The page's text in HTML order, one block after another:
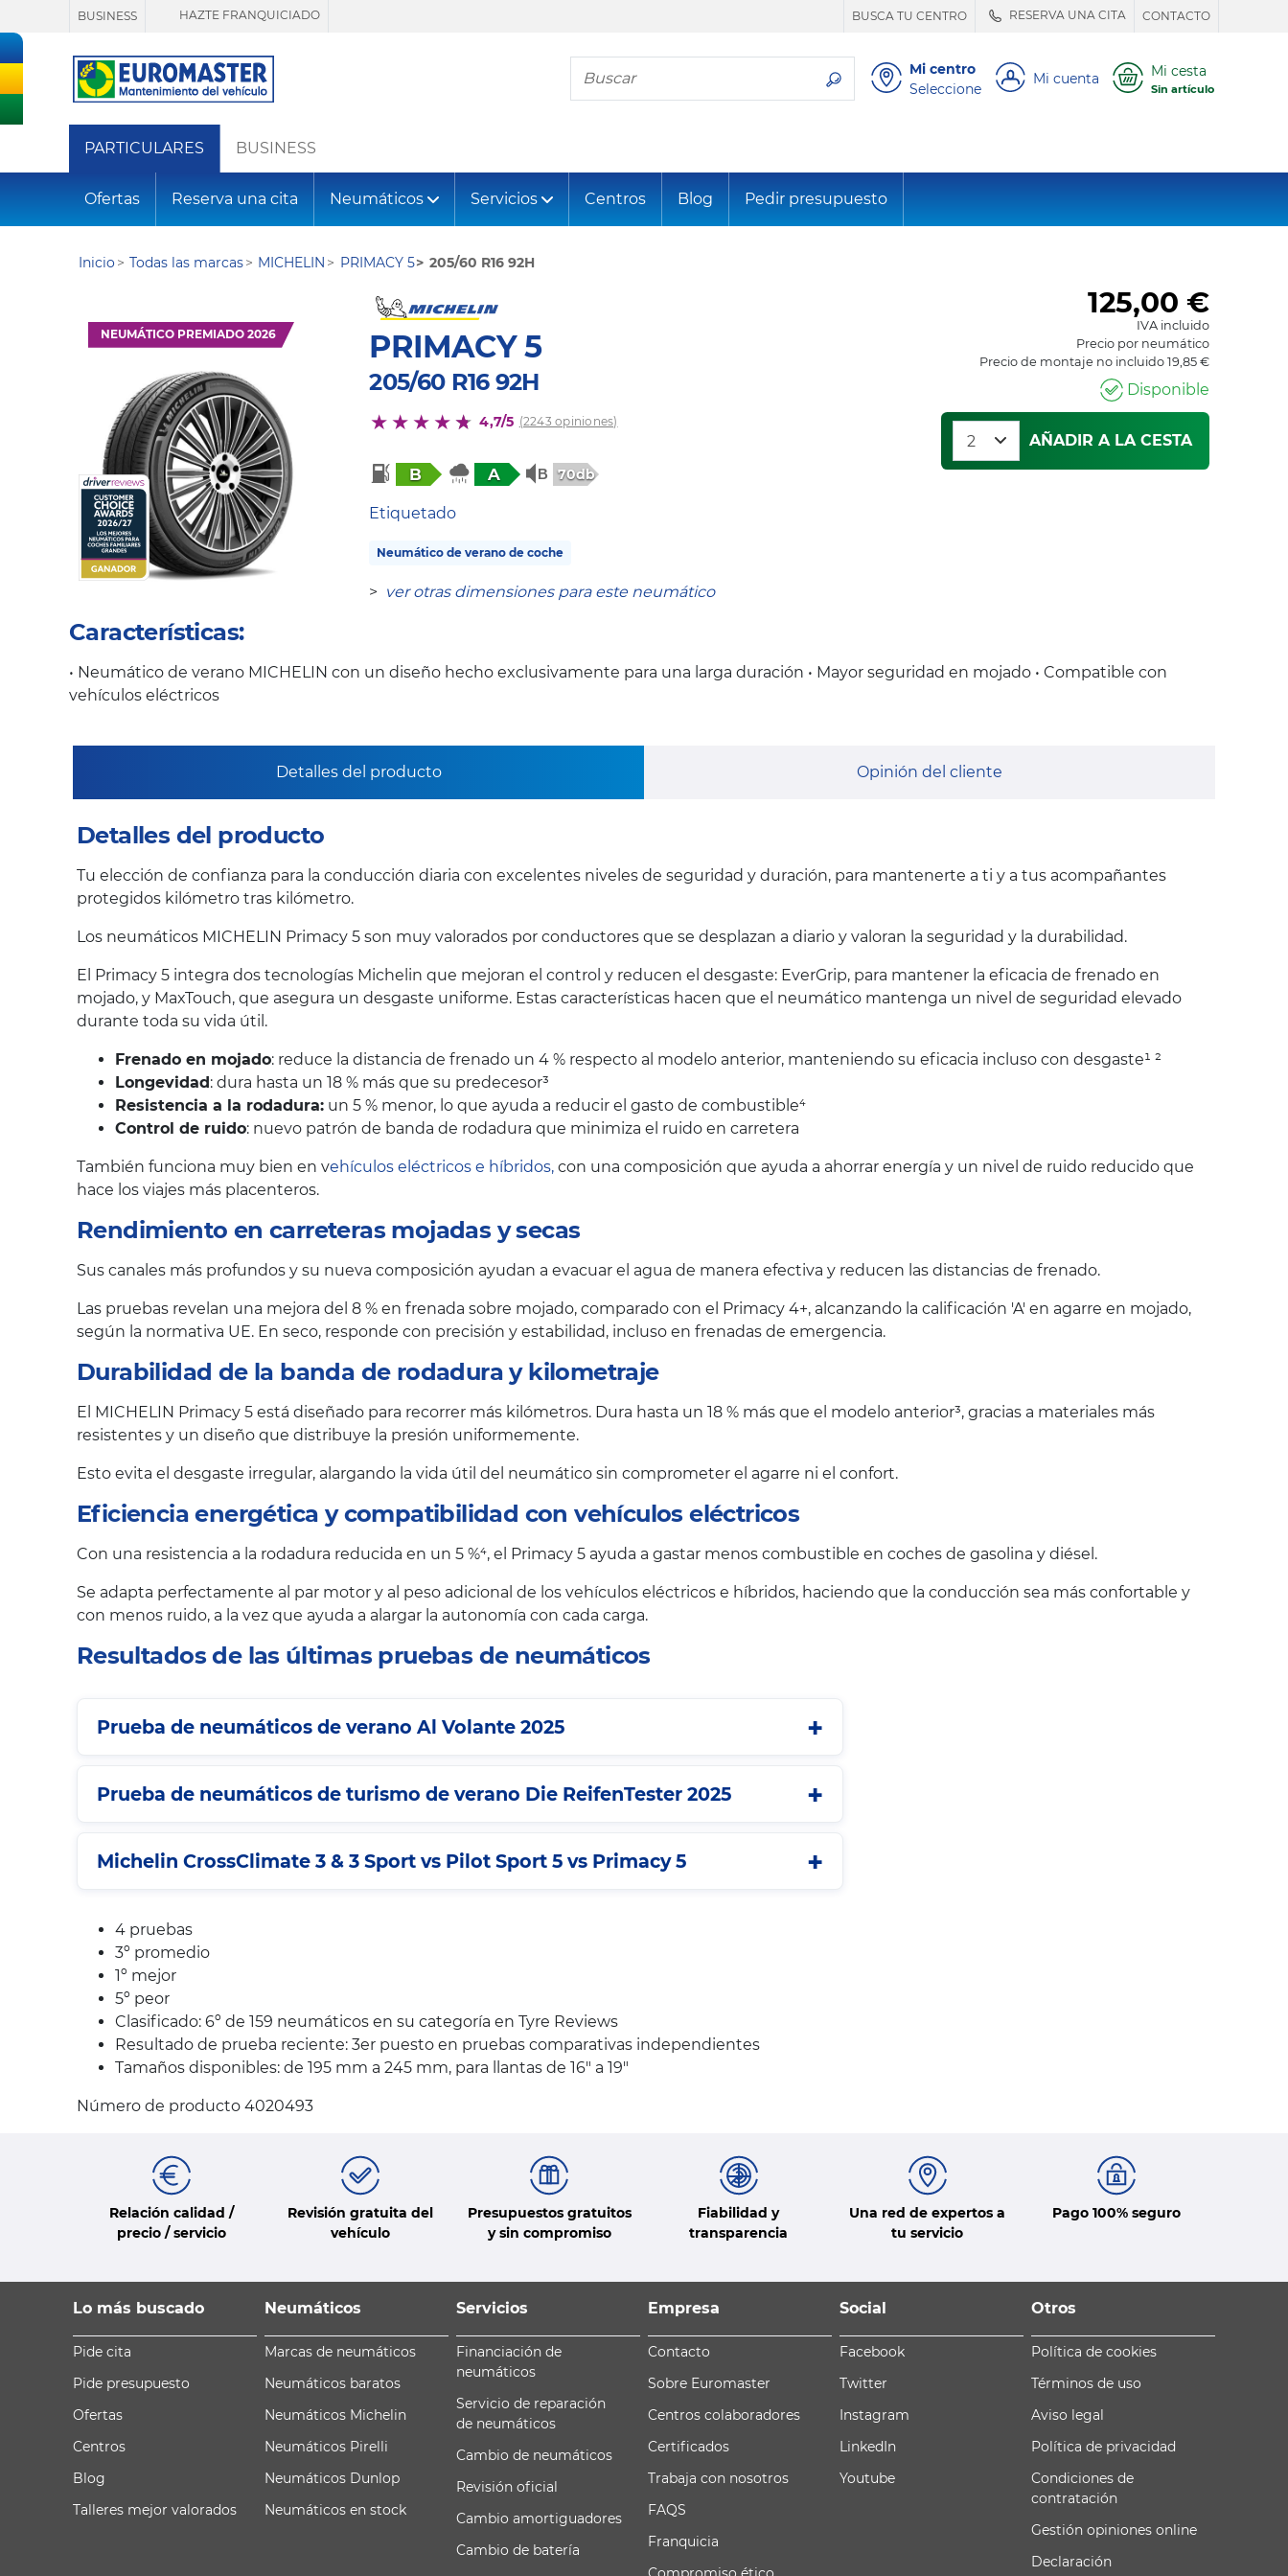
BUSINESS HAZTE FRANQUICIADO BUSCA TU CENTRO RESERVA UNA CITA CONTACTO
Busca tu neumático
Mi centro
Seleccione
Mi cuenta Mi cesta
Sin artículo
PARTICULARES BUSINESS
Ofertas Reserva una cita Neumáticos Servicios Centros Blog Pedir presupuesto
Inicio Todas las marcas MICHELIN PRIMACY 5 205/60 R16 92H
NEUMÁTICO PREMIADO 2026 PRIMACY 5
205/60 R16 92H
4,7/5 (2243 opiniones)
B A 70db
Etiquetado
Neumático de verano de coche
> ver otras dimensiones para este neumático
125,00 €
IVA incluido
Precio por neumático
Precio de montaje no incluido 19,85 €
Disponible
AÑADIR A LA CESTA
Características:
• Neumático de verano MICHELIN con un diseño hecho exclusivamente para una larga duración • Mayor seguridad en mojado • Compatible con
vehículos eléctricos
Detalles del producto Opinión del cliente
Detalles del producto
Tu elección de confianza para la conducción diaria con excelentes niveles de seguridad y duración, para mantenerte a ti y a tus acompañantes
protegidos kilómetro tras kilómetro.
Los neumáticos MICHELIN Primacy 5 son muy valorados por conductores que se desplazan a diario y valoran la seguridad y la durabilidad.
El Primacy 5 integra dos tecnologías Michelin que mejoran el control y reducen el desgaste: EverGrip, para mantener la eficacia de frenado en
mojado, y MaxTouch, que asegura un desgaste uniforme. Estas características hacen que el neumático mantenga un nivel de seguridad elevado
durante toda su vida útil.
Frenado en mojado: reduce la distancia de frenado un 4 % respecto al modelo anterior, manteniendo su eficacia incluso con desgaste¹ ²
Longevidad : dura hasta un 18 % más que su predecesor³
Resistencia a la rodadura: un 5 % menor, lo que ayuda a reducir el gasto de combustible⁴
Control de ruido: nuevo patrón de banda de rodadura que minimiza el ruido en carretera
También funciona muy bien en vehículos eléctricos e híbridos, con una composición que ayuda a ahorrar energía y un nivel de ruido reducido que
hace los viajes más placenteros.
Rendimiento en carreteras mojadas y secas
Sus canales más profundos y su nueva composición ayudan a evacuar el agua de manera efectiva y reducen las distancias de frenado.
Las pruebas revelan una mejora del 8 % en frenada sobre mojado, comparado con el Primacy 4+, alcanzando la calificación 'A' en agarre en mojado,
según la normativa UE. En seco, responde con precisión y estabilidad, incluso en frenadas de emergencia.
Durabilidad de la banda de rodadura y kilometraje
El MICHELIN Primacy 5 está diseñado para recorrer más kilómetros. Dura hasta un 18 % más que el modelo anterior³, gracias a materiales más
resistentes y un diseño que distribuye la presión uniformemente.
Esto evita el desgaste irregular, alargando la vida útil del neumático sin comprometer el agarre ni el confort.
Eficiencia energética y compatibilidad con vehículos eléctricos
Con una resistencia a la rodadura reducida en un 5 %⁴, el Primacy 5 ayuda a gastar menos combustible en coches de gasolina y diésel.
Se adapta perfectamente al par motor y al peso adicional de los vehículos eléctricos e híbridos, haciendo que la conducción sea más confortable y
con menos ruido, a la vez que ayuda a alargar la autonomía con cada carga.
Resultados de las últimas pruebas de neumáticos
Prueba de neumáticos de verano Al Volante 2025
Prueba de neumáticos de turismo de verano Die ReifenTester 2025
Michelin CrossClimate 3 & 3 Sport vs Pilot Sport 5 vs Primacy 5
4 pruebas
3º promedio
1º mejor
5º peor
Clasificado: 6º de 159 neumáticos en su categoría en Tyre Reviews
Resultado de prueba reciente: 3er puesto en pruebas comparativas independientes
Tamaños disponibles: de 195 mm a 245 mm, para llantas de 16" a 19"
Número de producto 4020493
Relación calidad /
precio / servicio
Revisión gratuita del
vehículo
Presupuestos gratuitos
y sin compromiso
Fiabilidad y
transparencia
Una red de expertos a
tu servicio
Pago 100% seguro
Lo más buscado
Pide cita
Pide presupuesto
Ofertas
Centros
Blog
Talleres mejor valorados
Neumáticos
Marcas de neumáticos
Neumáticos baratos
Neumáticos Michelin
Neumáticos Pirelli
Neumáticos Dunlop
Neumáticos en stock
Servicios
Financiación de
neumáticos
Servicio de reparación
de neumáticos
Cambio de neumáticos
Revisión oficial
Cambio amortiguadores
Cambio de batería
Empresa
Contacto
Sobre Euromaster
Centros colaboradores
Certificados
Trabaja con nosotros
FAQS
Franquicia
Social
Facebook
Twitter
Instagram
LinkedIn
Youtube
Otros
Política de cookies
Términos de uso
Aviso legal
Política de privacidad
Condiciones de
contratación
Gestión opiniones online
Declaración